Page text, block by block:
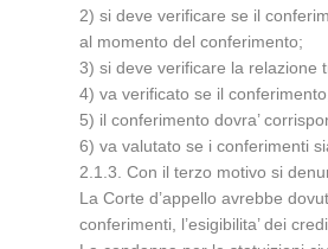
2) si deve verificare se il
al momento del conferimento;
3) si deve verificare la relazione
4) va verificato se il
5) il conferimento dovra’
6) va valutato se i conferimenti
2.1.3. Con il terzo motivo si
La Corte d’appello avrebbe
conferimenti, l’esigibilita’ dei